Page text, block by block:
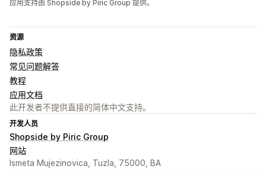
应用支持由 Shopside by Piric Group 提供。
资源
隐私政策
常见问题解答
教程
应用文档
此开发者不提供直接的简体中文支持。
开发人员
Shopside by Piric Group
网站
Ismeta Mujezinovica, Tuzla, 75000, BA